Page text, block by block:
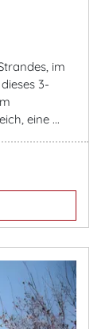
im
3-
eine ...